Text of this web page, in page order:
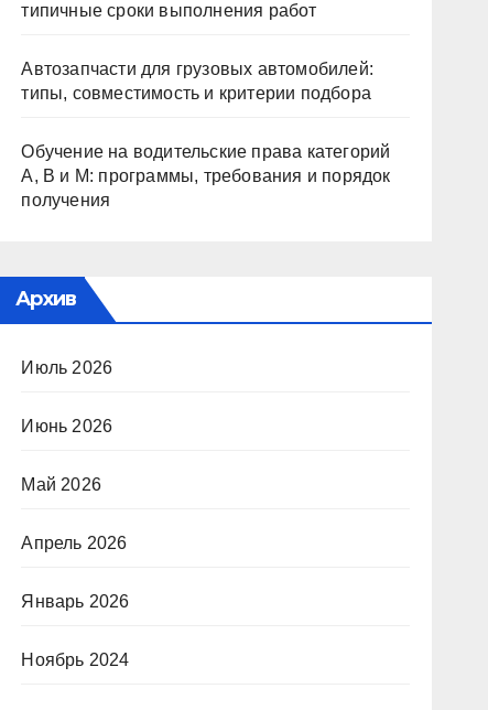
типичные сроки выполнения работ
Автозапчасти для грузовых автомобилей:
типы, совместимость и критерии подбора
Обучение на водительские права категорий
A, B и M: программы, требования и порядок
получения
Архив
Июль 2026
Июнь 2026
Май 2026
Апрель 2026
Январь 2026
Ноябрь 2024